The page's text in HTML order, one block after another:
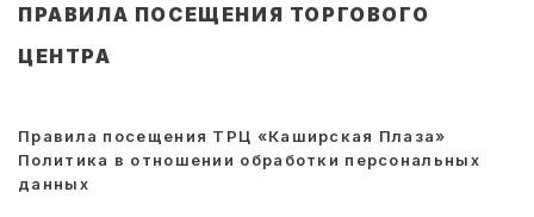
ПРАВИЛА ПОСЕЩЕНИЯ ТОРГОВОГО
ЦЕНТРА
Правила посещения ТРЦ «Каширская Плаза»
Политика в отношении обработки персональных
данных